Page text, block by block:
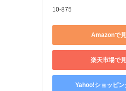
10-875
Amazonで
楽天市場で
Yahoo!ショッピン